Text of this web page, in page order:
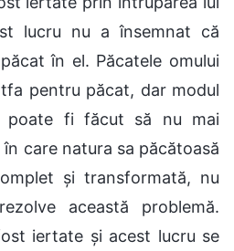
lucru nu a însemnat că
în el. Păcatele omului
pentru păcat, dar modul
poate fi făcut să nu mai
care natura sa păcătoasă
și transformată, nu
această problemă.
iertate și acest lucru se